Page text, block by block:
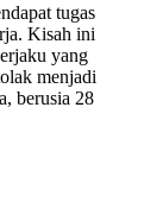
tugas
Kisah ini
yang
menjadi
berusia 28